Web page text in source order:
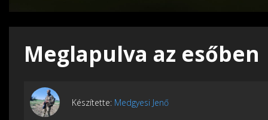
Meglapulva az esőben
Készítette: Medgyesi Jenő